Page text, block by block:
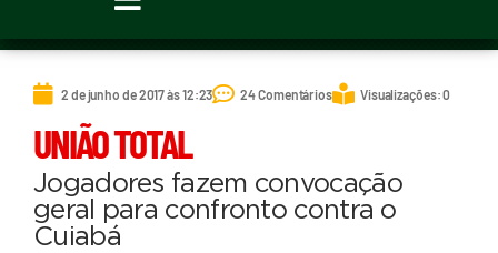
2 de junho de 2017 às 12:23 24 Comentários Visualizações: 0
UNIÃO TOTAL
Jogadores fazem convocação
geral para confronto contra o
Cuiabá